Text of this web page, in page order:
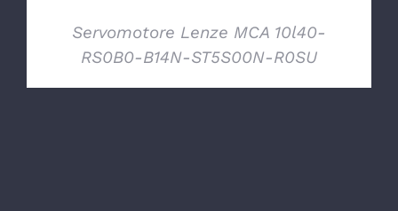
Servomotore Lenze MCA 10l40-
RS0B0-B14N-ST5S00N-R0SU